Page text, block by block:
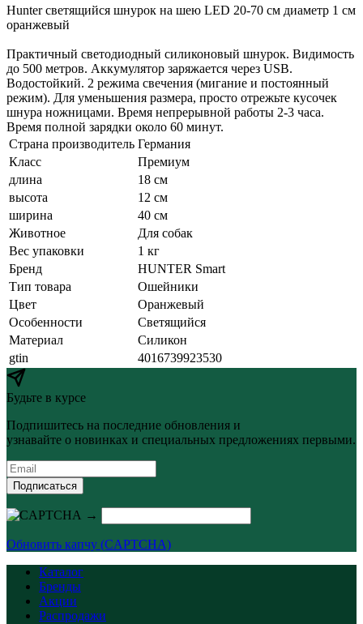
Hunter cветящийся шнурок на шею LED 20-70 см диаметр 1 см
оранжевый
Практичный светодиодный силиконовый шнурок. Видимость
до 500 метров. Аккумулятор заряжается через USB.
Водостойкий. 2 режима свечения (мигание и постоянный
режим). Для уменьшения размера, просто отрежьте кусочек
шнура ножницами. Время непрерывной работы 2-3 часа.
Время полной зарядки около 60 минут.
Страна производитель Германия
Класс
Премиум
длина
18 см
высота
12 см
ширина
40 см
Животное
Для собак
Вес упаковки
1 кг
Бренд
HUNTER Smart
Тип товара
Ошейники
Цвет
Оранжевый
Особенности
Светящийся
Материал
Силикон
gtin
4016739923530
Будьте в курсе
Подпишитесь на последние обновления и
узнавайте о новинках и специальных предложениях первыми.
Подписаться
→
Обновить капчу (CAPTCHA)
Каталог
Бренды
Акции
Распродажи